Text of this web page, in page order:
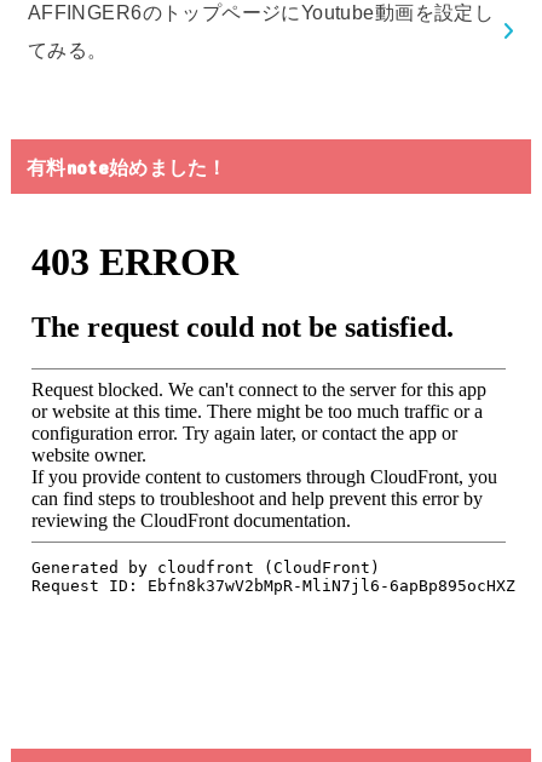
AFFINGER6のトップページにYoutube動画を設定し
てみる。
有料note始めました！